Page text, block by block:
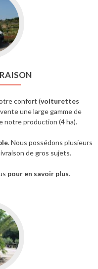
confort (voiturettes
une large gamme de
notre production (4 ha).
. Nous possédons plusieurs
de gros sujets.
pour en savoir plus.